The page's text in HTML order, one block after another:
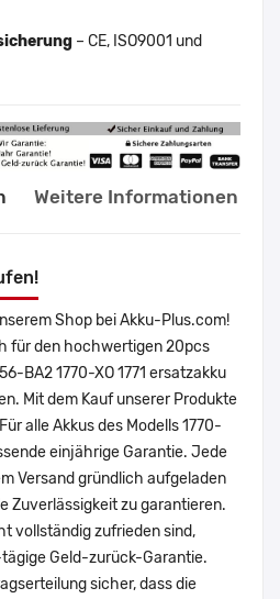
– CE, ISO9001 und
Weitere Informationen
Shop bei Akku-Plus.com!
für den hochwertigen 20pcs
BA2 1770-XO 1771 ersatzakku
Mit dem Kauf unserer Produkte
alle Akkus des Modells 1770-
einjährige Garantie. Jede
Versand gründlich aufgeladen
Zuverlässigkeit zu garantieren.
vollständig zufrieden sind,
Geld-zurück-Garantie.
sicher, dass die